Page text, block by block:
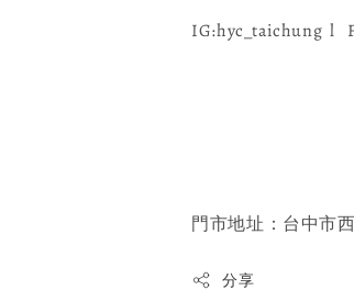
IG:hyc_taichung l
門市地址：台中市
分享